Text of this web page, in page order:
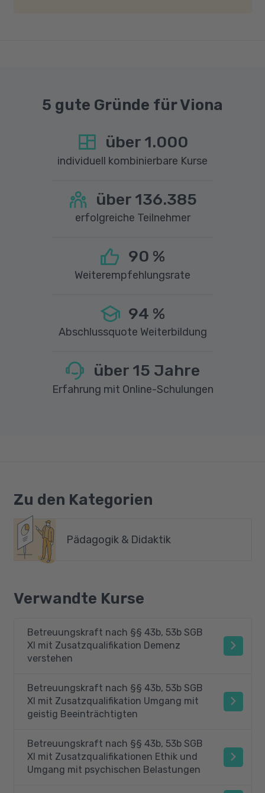
ReZa-Absolventen als Programmleiter oder
Fachkräfte für die individuelle Förderung und
Zusätzlich bieten sich Möglichkeiten in der
Kenntnisse und Fähigkeiten ermöglichen es
Absolventen, Menschen mit Behinderungen
oder deren Familien in beratenden und
berufliche Perspektiven zu verbessern.
5 gute Gründe für Viona
über 1.000
individuell kombinierbare Kurse
über 136.385
erfolgreiche Teilnehmer
90 %
Weiterempfehlungsrate
94 %
Abschlussquote Weiterbildung
über 15 Jahre
Erfahrung mit Online-Schulungen
Zu den Kategorien
Pädagogik & Didaktik
Verwandte Kurse
Betreuungskraft nach §§ 43b, 53b SGB
XI mit Zusatzqualifikation Demenz
verstehen
Betreuungskraft nach §§ 43b, 53b SGB
XI mit Zusatzqualifikation Umgang mit
geistig Beeinträchtigten
Betreuungskraft nach §§ 43b, 53b SGB
XI mit Zusatzqualifikationen Ethik und
Umgang mit psychischen Belastungen